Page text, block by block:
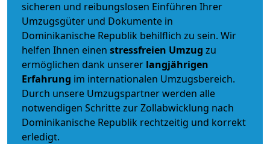
sicheren und reibungslosen Einführen Ihrer
Umzugsgüter und Dokumente in
Dominikanische Republik behilflich zu sein. Wir
helfen Ihnen einen stressfreien Umzug zu
ermöglichen dank unserer langjährigen
Erfahrung im internationalen Umzugsbereich.
Durch unsere Umzugspartner werden alle
notwendigen Schritte zur Zollabwicklung nach
Dominikanische Republik rechtzeitig und korrekt
erledigt.